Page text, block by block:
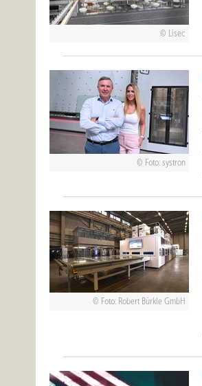
Lisec
Foto: systron
Foto: Robert Bürkle GmbH